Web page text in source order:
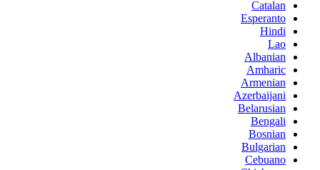
Catalan
Esperanto
Hindi
Lao
Albanian
Amharic
Armenian
Azerbaijani
Belarusian
Bengali
Bosnian
Bulgarian
Cebuano